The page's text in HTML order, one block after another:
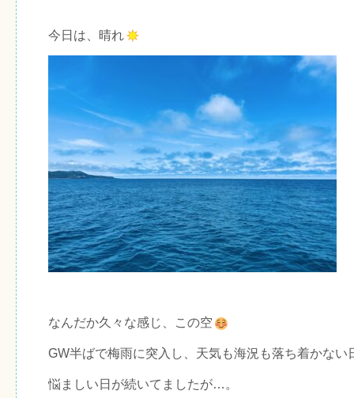
今日は、晴れ
なんだか久々な感じ、この空
GW半ばで梅雨に突入し、天気も海況も落ち着かない
悩ましい日が続いてましたが…。